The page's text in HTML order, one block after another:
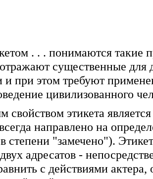
. . . понимаются такие
существенные для
и при этом требуют
цивилизованного
свойством этикета
направлено на
степени "замечено").
адресатов -
с действиями актера,